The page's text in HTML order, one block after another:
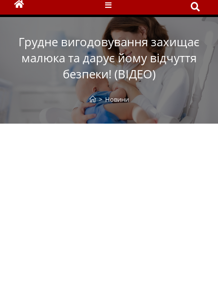
Грудне вигодовування захищає
малюка та дарує йому відчуття
безпеки! (ВІДЕО)
> Новини